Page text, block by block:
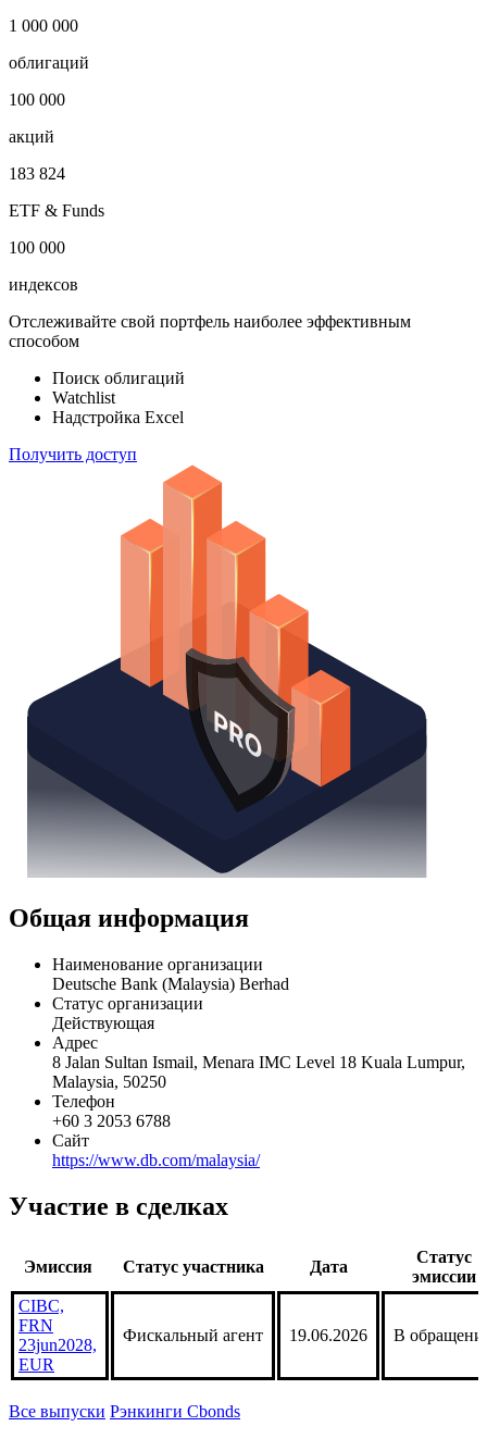
1 000 000
облигаций
100 000
акций
183 824
ETF & Funds
100 000
индексов
Отслеживайте свой портфель наиболее эффективным
способом
Поиск облигаций
Watchlist
Надстройка Excel
Получить доступ
Общая информация
Наименование организации
Deutsche Bank (Malaysia) Berhad
Статус организации
Действующая
Адрес
8 Jalan Sultan Ismail, Menara IMC Level 18 Kuala Lumpur,
Malaysia, 50250
Телефон
+60 3 2053 6788
Сайт
https://www.db.com/malaysia/
Участие в сделках
Эмиссия Статус участника Дата
Статус
эмиссии
CIBC,
FRN
23jun2028,
EUR
Фискальный агент 19.06.2026 В
Все выпуски Рэнкинги Cbonds